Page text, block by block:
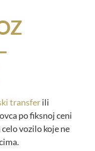
transferili
po fiksnoj ceni
vozilo koje ne